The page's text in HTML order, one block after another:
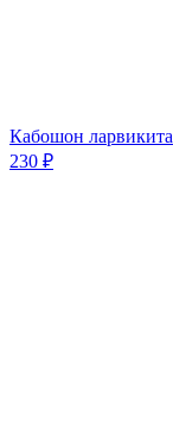
Кабошон ларвикита
230 ₽